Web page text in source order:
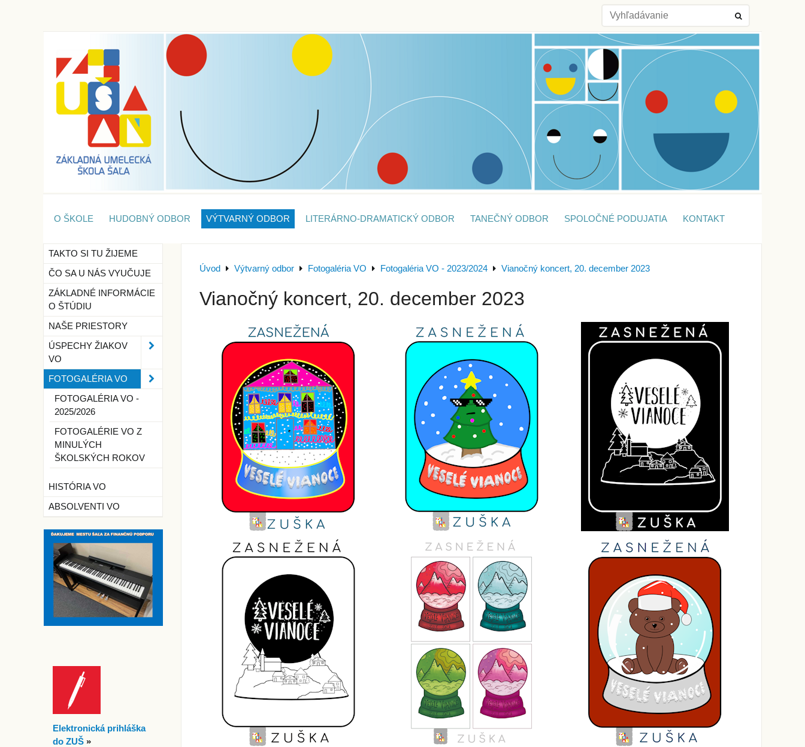
O ŠKOLE HUDOBNÝ ODBOR VÝTVARNÝ ODBOR LITERÁRNO-DRAMATICKÝ ODBOR TANEČNÝ ODBOR SPOLOČNÉ PODUJATIA KONTAKT
Úvod Výtvarný odbor Fotogaléria VO Fotogaléria VO - 2023/2024 Vianočný koncert, 20. december 2023
Vianočný koncert, 20. december 2023
TAKTO SI TU ŽIJEME
ČO SA U NÁS VYUČUJE
ZÁKLADNÉ INFORMÁCIE
O ŠTÚDIU
NAŠE PRIESTORY
ÚSPECHY ŽIAKOV
VO
FOTOGALÉRIA VO
FOTOGALÉRIA VO -
2025/2026
FOTOGALÉRIE VO Z
MINULÝCH
ŠKOLSKÝCH ROKOV
HISTÓRIA VO
ABSOLVENTI VO
Elektronická prihláška
do ZUŠ »